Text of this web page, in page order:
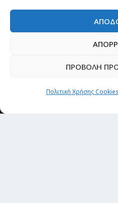
ΠΡΟΒΟΛΗ
Πολιτική Χρήσης Cookies